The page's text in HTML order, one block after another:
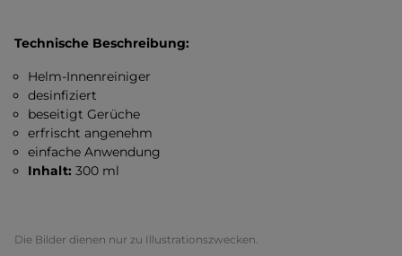
Technische Beschreibung:
Helm-Innenreiniger
desinfiziert
beseitigt Gerüche
erfrischt angenehm
einfache Anwendung
Inhalt:300 ml
Die Bilder dienen nur zu Illustrationszwecken.